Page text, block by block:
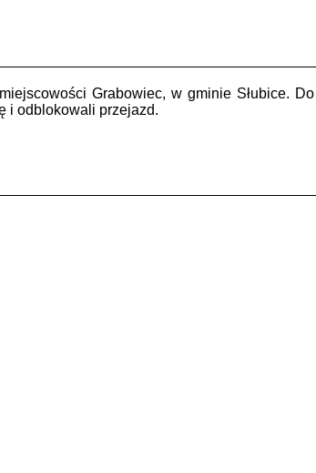
Grabowiec, w gminie Słubice.
i odblokowali przejazd.